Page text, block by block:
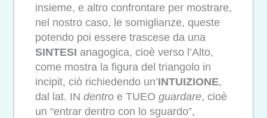
insieme, e altro confrontare per mostrare,
nel nostro caso, le somiglianze, queste
potendo poi essere trascese da una
SINTESI anagogica, cioè verso l’Alto,
come mostra la figura del triangolo in
incipit, ciò richiedendo un’INTUIZIONE,
dal lat. IN dentro e TUEO guardare, cioè
un “entrar dentro con lo sguardo”,